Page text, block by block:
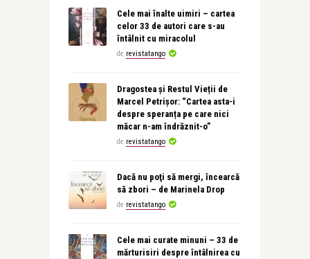
Cele mai înalte uimiri – cartea
celor 33 de autori care s-au
întâlnit cu miracolul
de revistatango
Dragostea și Restul Vieții de
Marcel Petrișor: “Cartea asta-i
despre speranța pe care nici
măcar n-am îndrăznit-o”
de revistatango
Dacă nu poţi să mergi, încearcă
să zbori – de Marinela Drop
de revistatango
Cele mai curate minuni – 33 de
mărturisiri despre întâlnirea cu